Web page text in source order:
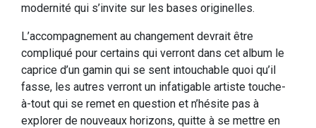
modernité qui s’invite sur les bases originelles.
L’accompagnement au changement devrait être
compliqué pour certains qui verront dans cet album le
caprice d’un gamin qui se sent intouchable quoi qu’il
fasse, les autres verront un infatigable artiste touche-
à-tout qui se remet en question et n’hésite pas à
explorer de nouveaux horizons, quitte à se mettre en